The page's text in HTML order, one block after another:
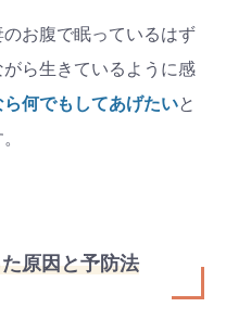
お腹で眠っているはず
ら生きているように感
何でもしてあげたいと
原因と予防法